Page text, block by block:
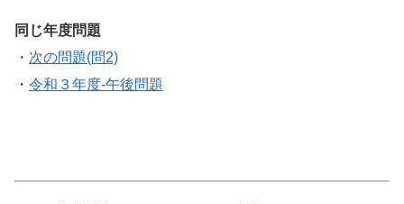
同じ年度問題
・ 次の問題(問2)
・ 令和３年度-午後問題